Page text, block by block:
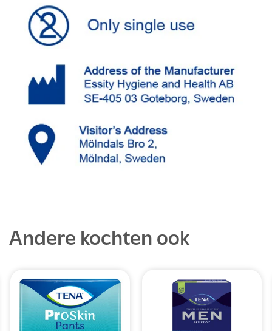
Andere kochten ook